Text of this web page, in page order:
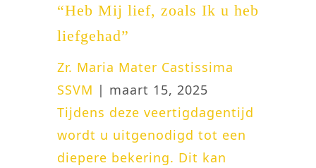
“Heb Mij lief, zoals Ik u heb
liefgehad”
Zr. Maria Mater Castissima
SSVM | maart 15, 2025
Tijdens deze veertigdagentijd
wordt u uitgenodigd tot een
diepere bekering. Dit kan